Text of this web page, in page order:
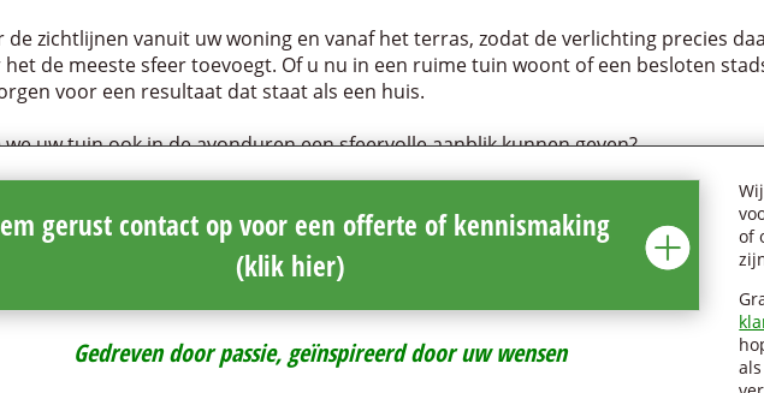
de zichtlijnen vanuit uw woning en vanaf het terras, zodat de verlichting precies
de meeste sfeer toevoegt. Of u nu in een ruime tuin woont of een besloten
voor een resultaat dat staat als een huis.
uw tuin ook in de avonduren een sfeervolle aanblik kunnen geven?
gerust contact op voor een offerte of kennismaking
(klik hier)
Gedreven door passie, geïnspireerd door uw wensen
of